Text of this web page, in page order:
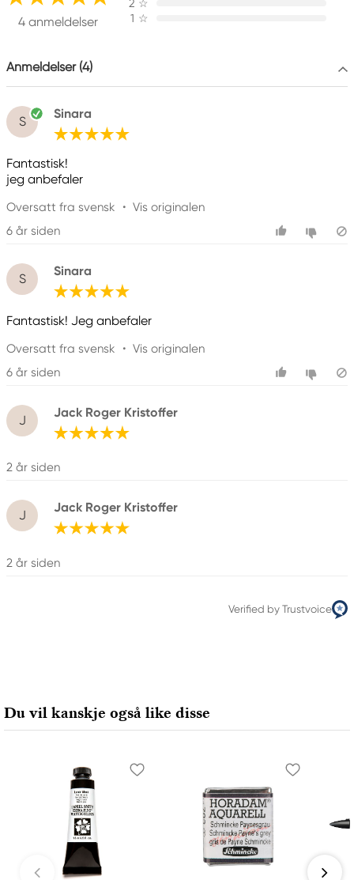
614 31 Söderköping, Sweden
4 anmeldelser
2 ☆
1 ☆
Anmeldelser (4)
S
Sinara
Fantastisk!
jeg anbefaler
Oversatt fra svensk • Vis originalen
6 år siden
S
Sinara
Fantastisk! Jeg anbefaler
Oversatt fra svensk • Vis originalen
6 år siden
J
Jack Roger Kristoffer
2 år siden
J
Jack Roger Kristoffer
2 år siden
Verified by Trustvoice
Du vil kanskje også like disse